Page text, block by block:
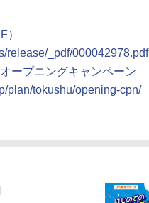
）
release/_pdf/000042978.pdf
ープニングキャンペーン
plan/tokushu/opening-cpn/